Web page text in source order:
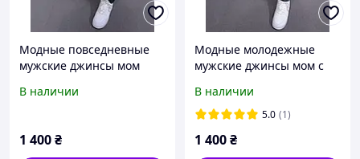
Модные повседневные
мужские джинсы мом
осень Турция 7416
В наличии
1 400₴
Модные молодежные
мужские джинсы мом с
серые свободные весна
осень Турция 7415
В наличии
5.0 (1)
1 400₴